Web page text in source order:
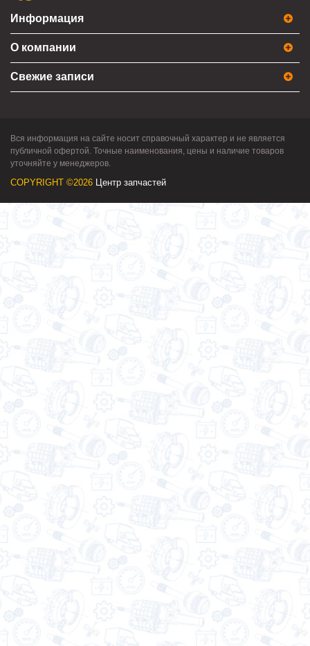
Информация
О компании
Свежие записи
Вся информация на сайте носит справочный характер и не является
публичной офертой. Точные наименования, цены и наличие товаров
уточняйте у менеджеров.
COPYRIGHT ©2026 Центр запчастей